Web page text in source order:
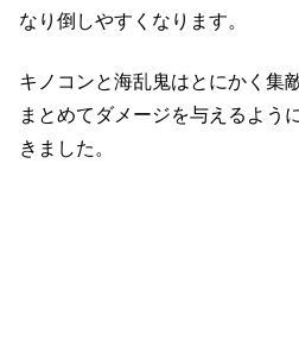
なり倒しやすくなります。
キノコンと海乱鬼はとにかく集
まとめてダメージを与えるよう
きました。